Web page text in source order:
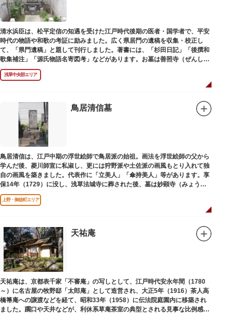
清水浜臣は、松平定信の知遇を受けた江戸時代後期の医者・国学者で、平安
時代の物語や和歌の考証に励みました。広く県居門の遺稿を収集・校正し
て、「県門遺稿」と題して刊行しました。著書には、「杉田日記」「後撰和
歌集補注」「源氏物語名寄図考」などがあります。お墓は善照寺（ぜんしょ
うじ）境内にあります。
浅草中央部エリア
鳥居清信墓
鳥居清信は、江戸中期の浮世絵師で鳥居派の始祖。画法を浮世絵師の父から
学んだ後、菱川師宣に私淑し、更には狩野派や土佐派の画風もとり入れて独
自の画風を築きました。代表作に「立美人」「傘持美人」等があります。享
保14年（1729）に没し、浅草法城寺に葬された後、墓は妙顕寺（みょうけ
んじ）に移されました。
上野・御徒町エリア
天祐庵
天祐庵は、京都表千家「不審庵」の写しとして、江戸時代安永年間（1780
～）に名古屋の牧野邸「太郎庵」として造営され、大正5年（1916）茶人高
橋箒庵への譲渡などを経て、昭和33年（1958）に伝法院庭園内に移築され
ました。躙口や天井などが、利休系草庵茶室の典型とされる見事な比例感を